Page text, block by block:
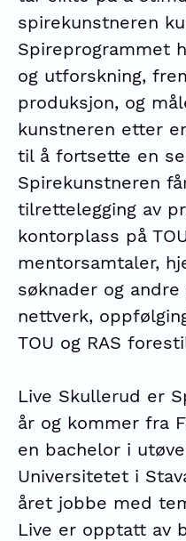
spirekunstneren
Spireprogrammet
og utforskning,
produksjon, og
kunstneren etter
til å fortsette en
Spirekunstneren
tilrettelegging av
kontorplass på
mentorsamtaler,
søknader og
nettverk,
TOU og RAS
Live Skullerud er
år og kommer fra
en bachelor i
Universitetet i
året jobbe med
Live er opptatt av